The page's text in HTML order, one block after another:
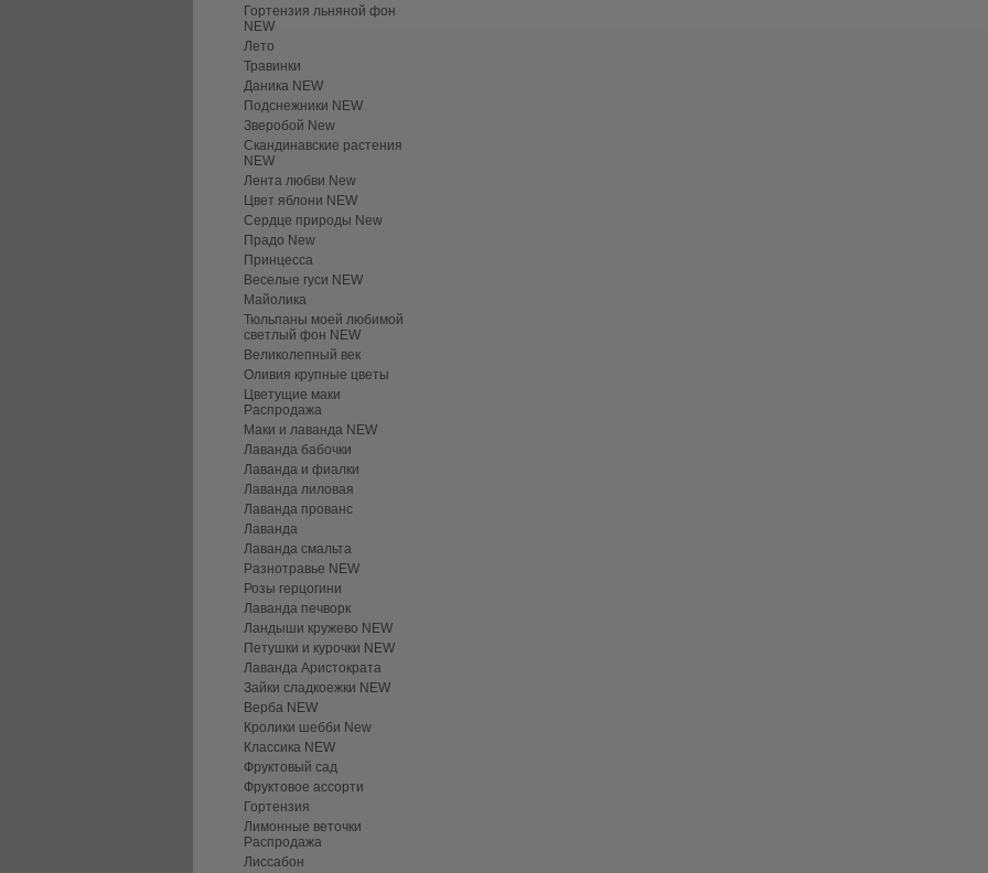
Гортензия льняной фон
NEW
Лето
Травинки
Даника NEW
Подснежники NEW
Зверобой New
Скандинавские растения
NEW
Лента любви New
Цвет яблони NEW
Сердце природы New
Прадо New
Принцесса
Веселые гуси NEW
Майолика
Тюльпаны моей любимой
светлый фон NEW
Великолепный век
Оливия крупные цветы
Цветущие маки
Распродажа
Маки и лаванда NEW
Лаванда бабочки
Лаванда и фиалки
Лаванда лиловая
Лаванда прованс
Лаванда
Лаванда смальта
Разнотравье NEW
Розы герцогини
Лаванда печворк
Ландыши кружево NEW
Петушки и курочки NEW
Лаванда Аристократа
Зайки сладкоежки NEW
Верба NEW
Кролики шебби New
Классика NEW
Фруктовый сад
Фруктовое ассорти
Гортензия
Лимонные веточки
Распродажа
Лиссабон